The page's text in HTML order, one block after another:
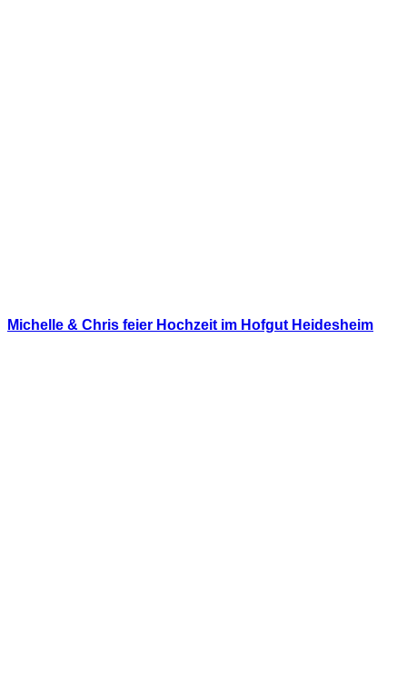
Michelle & Chris feier Hochzeit im Hofgut Heidesheim